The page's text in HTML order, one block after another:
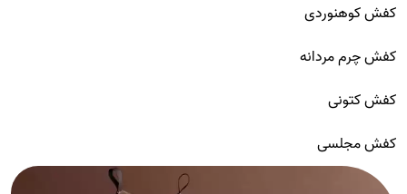
کفش کوهنوردی
کفش چرم مردانه
کفش کتونی
کفش مجلسی